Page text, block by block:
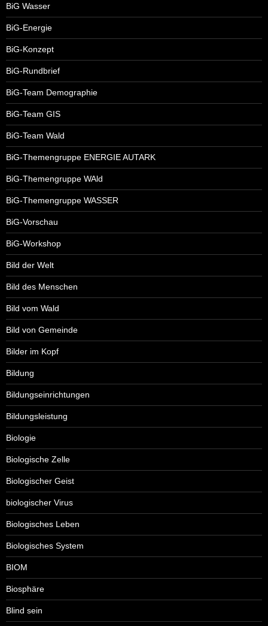
BiG Wasser
BiG-Energie
BiG-Konzept
BiG-Rundbrief
BiG-Team Demographie
BiG-Team GIS
BiG-Team Wald
BiG-Themengruppe ENERGIE AUTARK
BiG-Themengruppe WAld
BiG-Themengruppe WASSER
BiG-Vorschau
BiG-Workshop
Bild der Welt
Bild des Menschen
Bild vom Wald
Bild von Gemeinde
Bilder im Kopf
Bildung
Bildungseinrichtungen
Bildungsleistung
Biologie
Biologische Zelle
Biologischer Geist
biologischer Virus
Biologisches Leben
Biologisches System
BIOM
Biosphäre
Blind sein